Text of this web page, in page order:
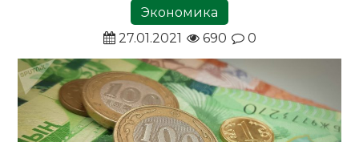
Экономика
27.01.2021
690 0